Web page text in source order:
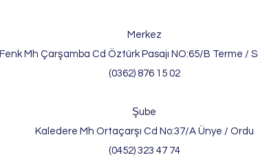
Merkez
Fenk Mh Çarşamba Cd Öztürk Pasajı NO:65/B Terme /
(0362) 876 15 02
Şube
Kaledere Mh Ortaçarşı Cd No:37/A Ünye / Ordu
(0452) 323 47 74